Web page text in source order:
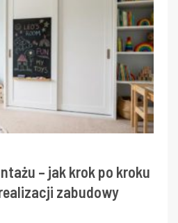
– jak krok po kroku
zabudowy